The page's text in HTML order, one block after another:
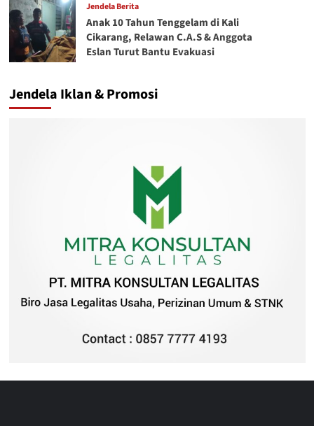
Jendela Berita
Anak 10 Tahun Tenggelam di Kali
Cikarang, Relawan C.A.S & Anggota
Eslan Turut Bantu Evakuasi
Jendela Iklan & Promosi